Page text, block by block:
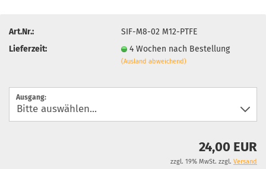
Art.Nr.:
SIF-M8-02 M12-PTFE
Lieferzeit:
4 Wochen nach Bestellung
(Ausland abweichend)
Ausgang:
24,00 EUR
zzgl. 19% MwSt. zzgl. Versand